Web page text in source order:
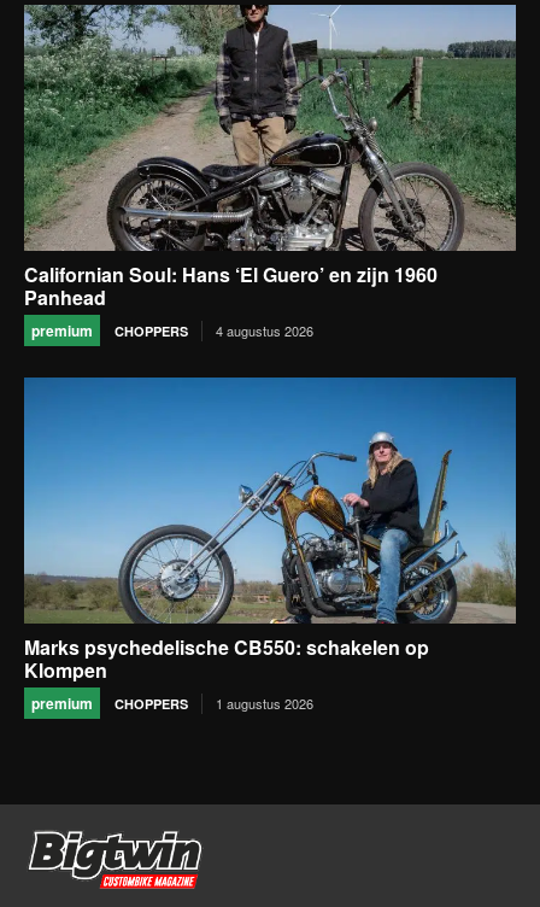
Californian Soul: Hans ‘El Guero’ en zijn 1960
Panhead
premium CHOPPERS 4 augustus 2026
Marks psychedelische CB550: schakelen op
Klompen
premium CHOPPERS 1 augustus 2026